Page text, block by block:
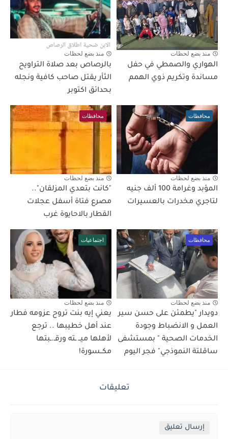
منذ بضع لحظات
الهواري والصمطي في حفل
مساندة وتكريم ذوي الهمم
منذ بضع لحظات
بالرصاص بعد صلاة التراويح
الثأر يقتل صاحب كافية ونجله
بحدائق اكتوبر
محافظات
منذ بضع لحظات
المؤبد وغرامة 100 ألف جنيه
لتاجري مخدرات بالعسيرات
محافظات
منذ بضع لحظات
"كانت بتعدي المزلقان"..
مصرع فتاة أسفل عجلات
القطار بالاحايوة غرب
محافظات
منذ بضع لحظات
دويدار "يطمئن على حسن سير
العمل و الانضباط وجودة
الخدمات الصحية " بمستشفى
ساقلتة النموذجي" فجر اليوم
اجتماعيات
منذ بضع لحظات
يعني إيه بنت تروح عزومه فطار
عند أهل خطيبها .. ترجع
لأهلها ميــ ـته ورقـ.ـبتها
مكــسورة!
تعليقات
إرسال تعليق